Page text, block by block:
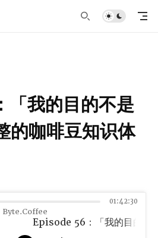
「我的目的不是
的咖啡豆知识体
Byte.Coffee
01:42:30